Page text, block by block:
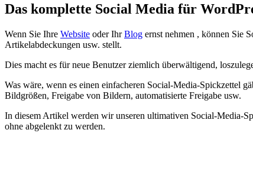
Das komplette Social Media für
Wenn Sie Ihre Website oder IhrBlog ernst nehmen , können Sie
Artikelabdeckungen usw. stellt.
Dies macht es für neue Benutzer ziemlich überwältigend,
Was wäre, wenn es einen einfacheren Social-Media-Spickzettel
Bildgrößen, Freigabe von Bildern, automatisierte Freigabe usw.
In diesem Artikel werden wir unseren ultimativen Social-Media-
ohne abgelenkt zu werden.